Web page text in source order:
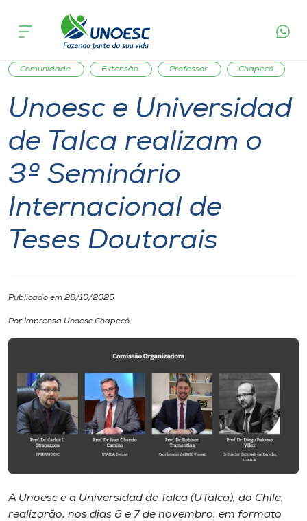
Cursos
Onde estamos
Pesquisa
Atendimento ao Estudante
Portal de Ensino
A
Internacionalização
I.nova
Diplomados
Cultura
Biblioteca
acontece
Comunidade
Extensão Professor Chapecó
Unoesc e Universidad
de Talca realizam o
3º Seminário
Internacional de
Teses Doutorais
Publicado em 28/10/2025
Por Imprensa Unoesc Chapecó
A Unoesc e a Universidad de Talca (UTalca), do Chile,
realizarão, nos dias 6 e 7 de novembro, em formato